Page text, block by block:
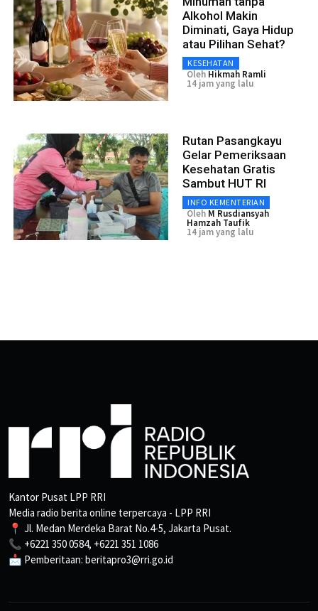
Alkohol Makin
Diminati, Gaya Hidup
atau Pilihan Sehat?
KESEHATAN
Oleh Hikmah Ramli
14 jam yang lalu
Rutan Pasangkayu
Gelar Pemeriksaan
Kesehatan Gratis
Sambut HUT RI
INFO KEMENTERIAN
Oleh M Rusdiansyah
Hamzah Taufik
14 jam yang lalu
Kantor Pusat LPP RRI
Media radio berita online terpercaya - LPP RRI
📍 Jl. Medan Merdeka Barat No.4-5, Jakarta Pusat.
📞 +6221 350 0584, +6221 351 1086
📩 Pemberitaan: beritapro3@rri.go.id